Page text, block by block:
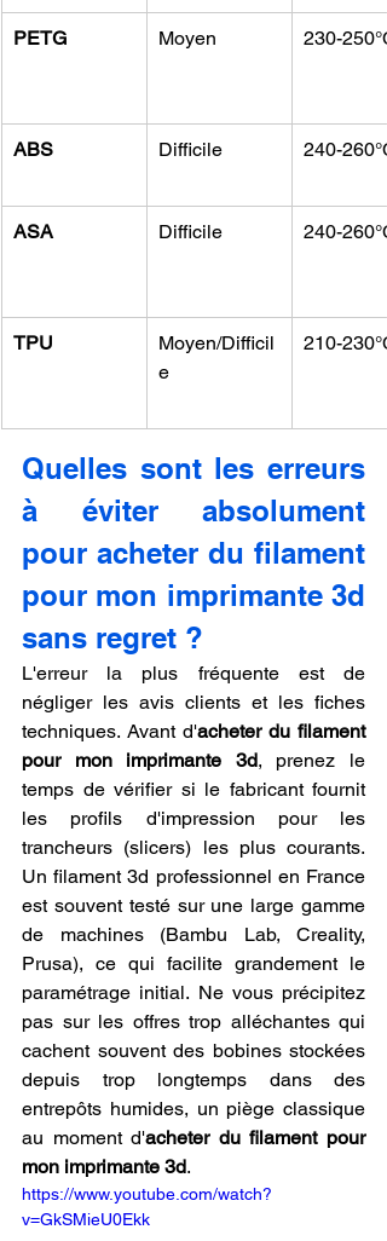
PETG Moyen 230-250°C
ABS Difficile 240-260°C
ASA Difficile 240-260°C
TPU
Moyen/Difficil
e
210-230°C
Quelles sont les erreurs
à éviter absolument
pour acheter du filament
pour mon imprimante 3d
sans regret ?
L'erreur la plus fréquente est de
négliger les avis clients et les fiches
techniques. Avant d'acheter du filament
pour mon imprimante 3d, prenez le
temps de vérifier si le fabricant fournit
les profils d'impression pour les
trancheurs (slicers) les plus courants.
Un filament 3d professionnel en France
est souvent testé sur une large gamme
de machines (Bambu Lab, Creality,
Prusa), ce qui facilite grandement le
paramétrage initial. Ne vous précipitez
pas sur les offres trop alléchantes qui
cachent souvent des bobines stockées
depuis trop longtemps dans des
entrepôts humides, un piège classique
au moment d'acheter du filament pour
mon imprimante 3d.
https://www.youtube.com/watch?
v=GkSMieU0Ekk